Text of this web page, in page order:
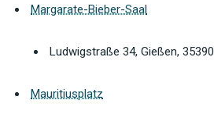
Margarate-Bieber-Saal
Ludwigstraße 34, Gießen, 35390
Mauritiusplatz